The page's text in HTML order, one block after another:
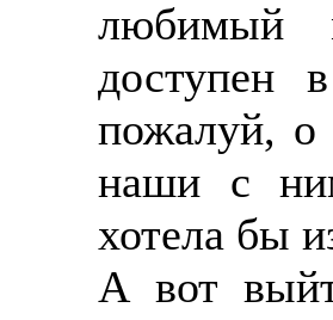
любимый
доступен
пожалуй, о
наши с
хотела бы
А вот